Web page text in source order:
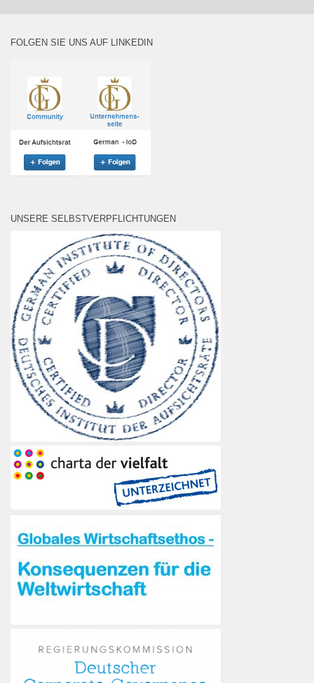
FOLGEN SIE UNS AUF LINKEDIN
UNSERE SELBSTVERPFLICHTUNGEN